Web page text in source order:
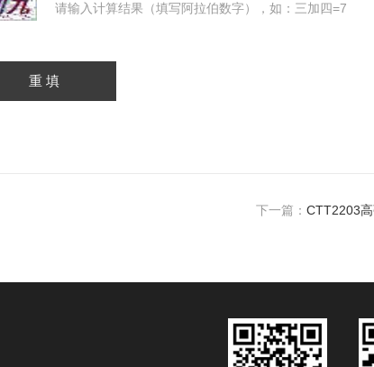
请输入计算结果（填写阿拉伯数字），如：三加四=7
下一篇： CTT2203